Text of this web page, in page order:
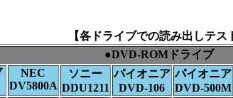
【各ドライブでの読み出しテス
●DVD-ROMドライブ
NEC
DV5800A
ソニー
DDU1211
パイオニア
DVD-106
パイオニア
DVD-500M